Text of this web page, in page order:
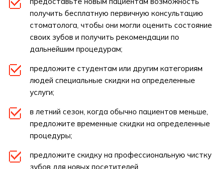
получить бесплатную первичную консультацию
стоматолога, чтобы они могли оценить состояние
своих зубов и получить рекомендации по
дальнейшим процедурам;
предложите студентам или другим категориям
людей специальные скидки на определенные
услуги;
в летний сезон, когда обычно пациентов меньше,
предложите временные скидки на определенные
процедуры;
предложите скидку на профессиональную чистку
зубов для новых посетителей.